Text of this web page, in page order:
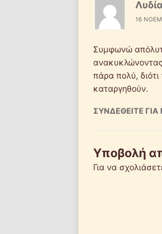
16
Συμφωνώ
πάρα πολύ,
καταργηθούν.
ΣΥΝΔΕΘΕΊΤΕ
Υποβολή
Για να